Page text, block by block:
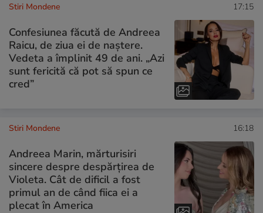
Stiri Mondene 17:15
Confesiunea făcută de Andreea
Raicu, de ziua ei de naștere.
Vedeta a împlinit 49 de ani. „Azi
sunt fericită că pot să spun ce
cred”
Stiri Mondene 16:18
Andreea Marin, mărturisiri
sincere despre despărțirea de
Violeta. Cât de dificil a fost
primul an de când fiica ei a
plecat în America